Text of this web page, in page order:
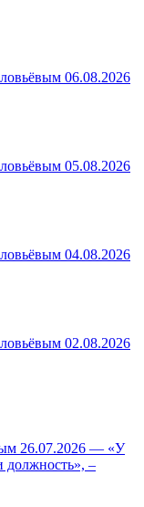
06.08.2026
05.08.2026
04.08.2026
02.08.2026
26.07.2026 — «У
должность», –